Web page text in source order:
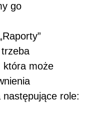
go
która może
następujące role: